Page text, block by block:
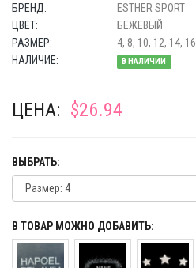
БРЕНД:
ESTHER SPORT
ЦВЕТ:
БЕЖЕВЫЙ
РАЗМЕР:
4, 8, 10, 12, 14, 16
НАЛИЧИЕ:
В НАЛИЧИИ
ЦЕНА: $26.94
ВЫБРАТЬ:
В ТОВАР МОЖНО ДОБАВИТЬ: